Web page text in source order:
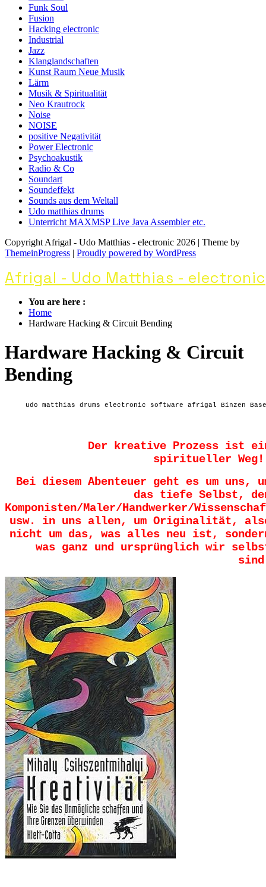
Funk Soul
Fusion
Hacking electronic
Industrial
Jazz
Klanglandschaften
Kunst Raum Neue Musik
Lärm
Musik & Spiritualität
Neo Krautrock
Noise
NOISE
positive Negativität
Power Electronic
Psychoakustik
Radio & Co
Soundart
Soundeffekt
Sounds aus dem Weltall
Udo matthias drums
Unterricht MAXMSP Live Java Assembler etc.
Copyright Afrigal - Udo Matthias - electronic 2026 | Theme by
ThemeinProgress | Proudly powered by WordPress
Afrigal - Udo Matthias - electronic
You are here :
Home
Hardware Hacking & Circuit Bending
Hardware Hacking & Circuit
Bending
udo matthias drums electronic software afrigal Binzen
Der kreative Prozess ist
spiritueller
Bei diesem Abenteuer geht es um uns,
das tiefe Selbst,
Komponisten/Maler/Handwerker/
usw. in uns allen, um Originalität,
nicht um das, was alles neu ist,
was ganz und ursprünglich wir